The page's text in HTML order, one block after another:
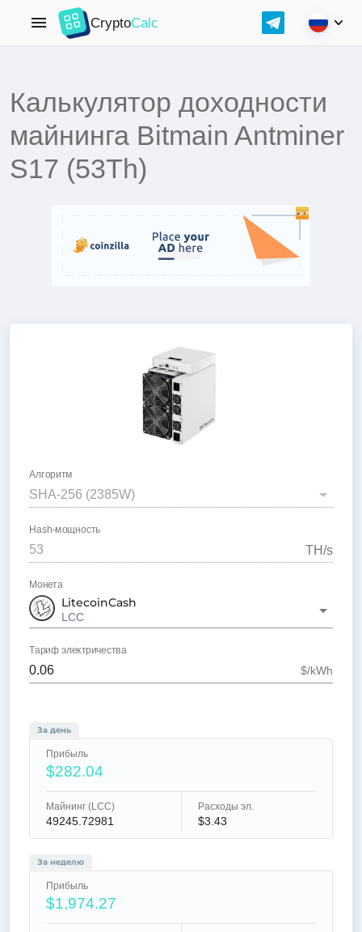
CryptoCalc
Калькулятор доходности
майнинга Bitmain Antminer
S17 (53Th)
Алгоритм
SHA-256 (2385W)
Hash-мощность
TH/s
Монета
LitecoinCash
LCC
Тариф электричества
$/kWh
За день
Прибыль
$282.04
Майнинг (LCC)
49245.72981
Расходы эл.
$3.43
За неделю
Прибыль
$1,974.27